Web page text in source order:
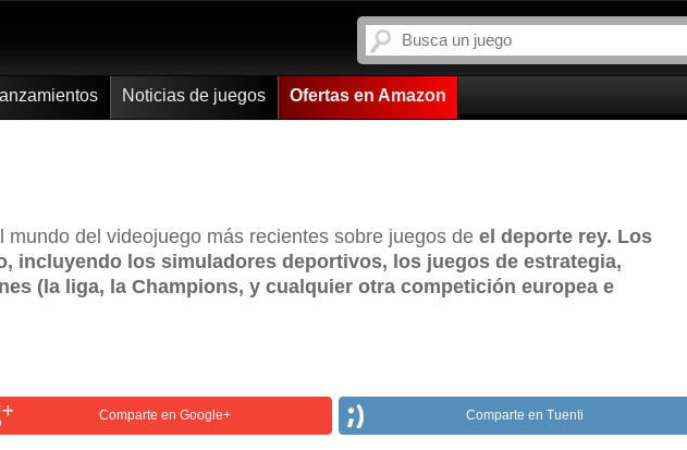
Noticias de juegos Ofertas en Amazon
del videojuego más recientes sobre juegos de el deporte rey. Los
incluyendo los simuladores deportivos, los juegos de estrategia,
(la liga, la Champions, y cualquier otra competición europea e
Comparte en Google+ Comparte en Tuenti